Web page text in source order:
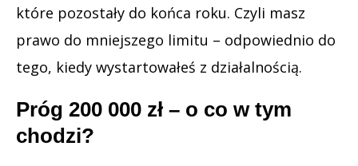
które pozostały do końca roku. Czyli masz
prawo do mniejszego limitu – odpowiednio do
tego, kiedy wystartowałeś z działalnością.
Próg 200 000 zł – o co w tym
chodzi?